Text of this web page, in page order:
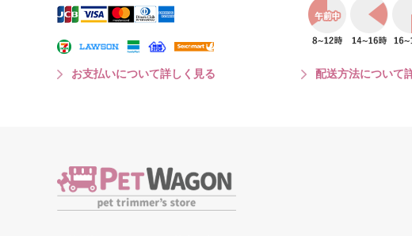
お支払いについて詳しく見る 配送方法について